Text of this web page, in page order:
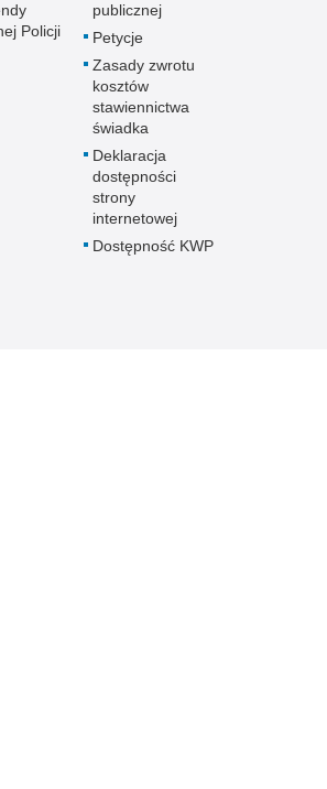
Policji
publicznej
Petycje
Zasady zwrotu
kosztów
stawiennictwa
świadka
Deklaracja
dostępności
strony
internetowej
Dostępność KWP